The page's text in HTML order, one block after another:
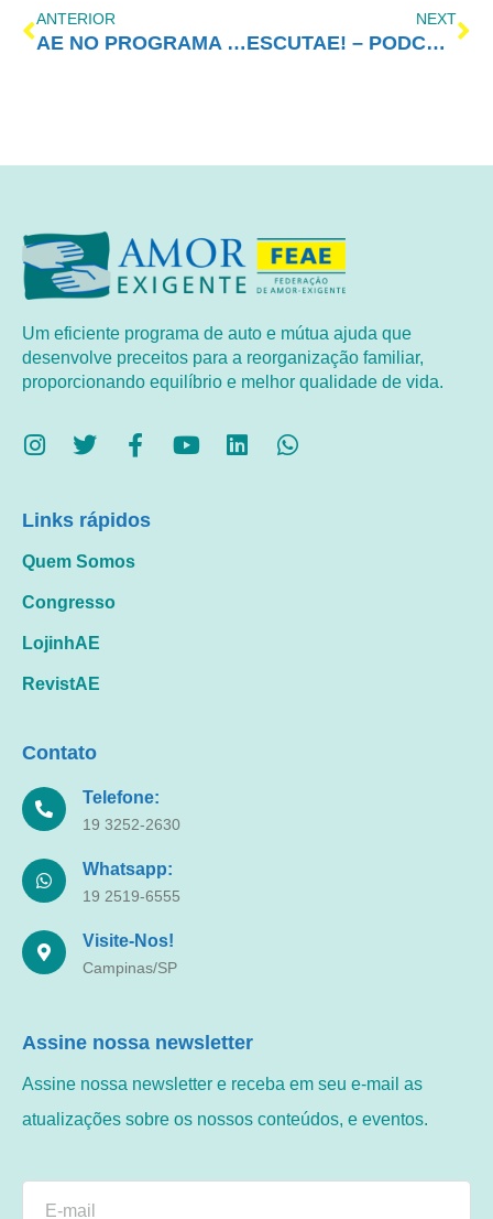
ANTERIOR
AE NO PROGRAMA VIDA MELHOR – REDEVIDA – 20/07/2020
NEXT
ESCUTAE! – PODCAST DO AMOR-EXIGENTE – EPISÓDIO 18
Um eficiente programa de auto e mútua ajuda que
desenvolve preceitos para a reorganização familiar,
proporcionando equilíbrio e melhor qualidade de vida.
Links rápidos
Quem Somos
Congresso
LojinhAE
RevistAE
Contato
Telefone:
19 3252-2630
Whatsapp:
19 2519-6555
Visite-Nos!
Campinas/SP
Assine nossa newsletter
Assine nossa newsletter e receba em seu e-mail as
atualizações sobre os nossos conteúdos, e eventos.